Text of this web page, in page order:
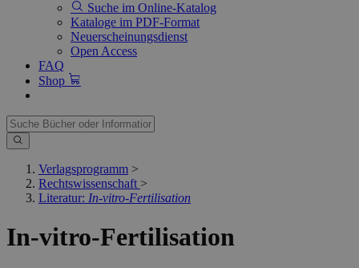
Suche im Online-Katalog
Kataloge im PDF-Format
Neuerscheinungsdienst
Open Access
FAQ
Shop
Verlagsprogramm >
Rechtswissenschaft >
Literatur: In-vitro-Fertilisation
In-vitro-Fertilisation